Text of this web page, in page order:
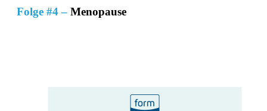
Folge #4 – Menopause